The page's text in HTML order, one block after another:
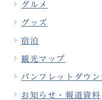
グルメ
グッズ
宿泊
観光マップ
パンフレットダウン
お知らせ・報道資料